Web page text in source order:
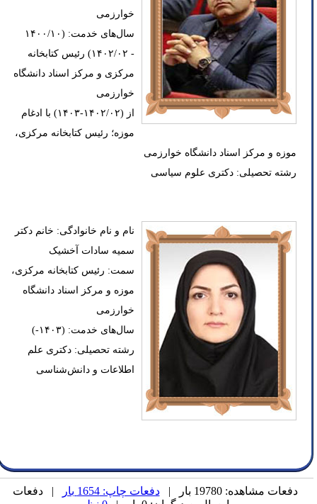
خوارزمی
سال‌های خدمت: (۱۴۰۰/۱۰
- ۱۴۰۲/۰۲) رئیس کتابخانه
مرکزی و مرکز اسناد دانشگاه
خوارزمی
از (۱۴۰۲/۰۲-۱۴۰۳) با ادغام
موزه؛ رئیس کتابخانه مرکزی،
موزه و مرکز اسناد دانشگاه خوارزمی
رشته تحصیلی: دکتری علوم سیاسی
نام و نام خانوادگی: خانم دکتر
سمیه سادات آخشیک
سمت: رئیس کتابخانه مرکزی،
موزه و مرکز اسناد دانشگاه
خوارزمی
سال‌های خدمت: (۱۴۰۳-)
رشته تحصیلی: دکتری علم
اطلاعات و دانش‌شناسی
دفعات مشاهده: 19780 بار | دفعات چاپ: 1654 بار
| دفعات